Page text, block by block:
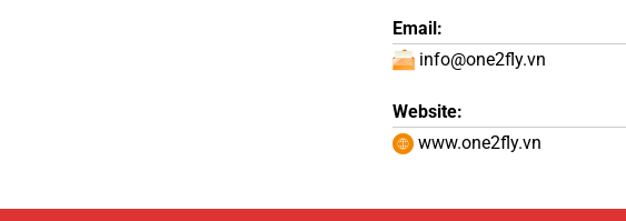
Email:
info@one2fly.vn
Website:
www.one2fly.vn